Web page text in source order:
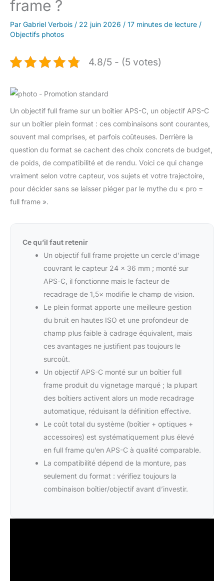
frame ?
Par Gabriel Verbois / 22 juin 2026 / 17 minutes de lecture /
Objectifs photos
4.8/5 - (5 votes)
Un objectif full frame sur un boîtier APS-C, un objectif APS-C
sur un boîtier plein format : ces combinaisons sont courantes,
souvent mal comprises, et parfois coûteuses. Derrière la
question du format se cachent des choix concrets de budget,
de poids, de compatibilité et de rendu. Voici ce qui change
vraiment selon votre capteur, vos sujets et votre trajectoire,
pour décider sans se laisser piéger par le mythe du « pro =
full frame ».
Ce qu’il faut retenir
Un objectif full frame projette un cercle d’image
couvrant le capteur 24 × 36 mm ; monté sur
APS-C, il fonctionne mais le facteur de
recadrage de 1,5× modifie le champ de vision.
Le plein format apporte une meilleure gestion
du bruit en hautes ISO et une profondeur de
champ plus faible à cadrage équivalent, mais
ces avantages ne justifient pas toujours le
surcoût.
Un objectif APS-C monté sur un boîtier full
frame produit du vignetage marqué ; la plupart
des boîtiers activent alors un mode recadrage
automatique, réduisant la définition effective.
Le coût total du système (boîtier + optiques +
accessoires) est systématiquement plus élevé
en full frame qu’en APS-C à qualité comparable.
La compatibilité dépend de la monture, pas
seulement du format : vérifiez toujours la
combinaison boîtier/objectif avant d’investir.